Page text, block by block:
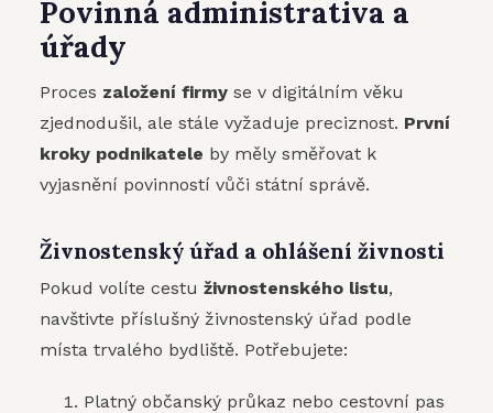
Povinná administrativa a
úřady
Proces založení firmy se v digitálním věku
zjednodušil, ale stále vyžaduje preciznost. První
kroky podnikatele by měly směřovat k
vyjasnění povinností vůči státní správě.
Živnostenský úřad a ohlášení živnosti
Pokud volíte cestu živnostenského listu,
navštivte příslušný živnostenský úřad podle
místa trvalého bydliště. Potřebujete:
Platný občanský průkaz nebo cestovní pas